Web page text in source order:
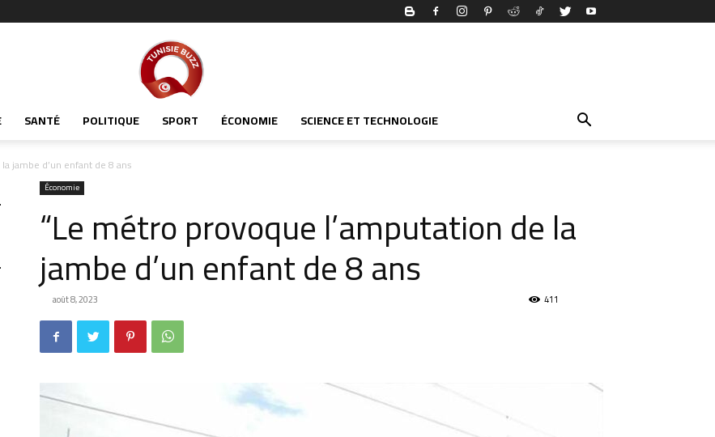
Tunisiabuzz
SANTÉ POLITIQUE SPORT ÉCONOMIE SCIENCE ET TECHNOLOGIE
jambe d’un enfant de 8 ans
Économie
“Le métro provoque l’amputation de la
jambe d’un enfant de 8 ans
août 8, 2023 411